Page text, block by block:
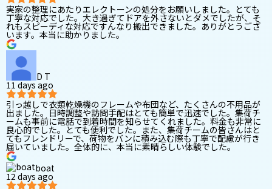
実家の整理にあたりエレクトーンの処分をお願いしました。とても
丁寧な対応でした。大き過ぎてドアを外さないとダメでしたが、そ
れもスピーディな対応ですんなり搬出できました。ありがとうござ
います。本当に助かりました。
D T
11 days ago
引っ越しで衣類乾燥機のフレームや布団など、たくさんの不用品が
出ました。日時調整や訪問手配はとても簡単で迅速でした。集荷チ
ームも事前に電話で到着時間を知らせてくれました。料金も非常に
良心的でした。とても便利でした。また、集荷チームの皆さんはと
てもフレンドリーで、荷物をバンに積み込む際も丁寧で配慮が行き
届いていました。全体的に、本当に素晴らしい体験でした。
boat
12 days ago